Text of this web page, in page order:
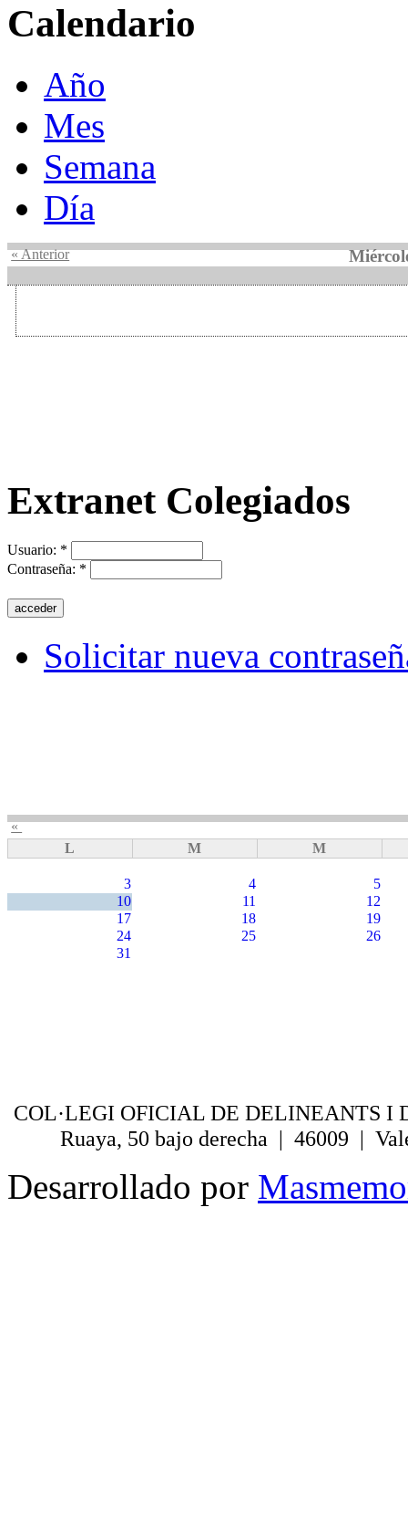
Calendario
Año
Mes
Semana
Día
« Anterior
Extranet Colegiados
Usuario: *
Contraseña: *
Solicitar nueva
«
L
M M
3 4
5
10
11
12
17
18
19
24
25
26
31
COL·LEGI OFICIAL DE DELINEANTS I
Ruaya, 50 bajo derecha | 46009 |
Desarrollado por